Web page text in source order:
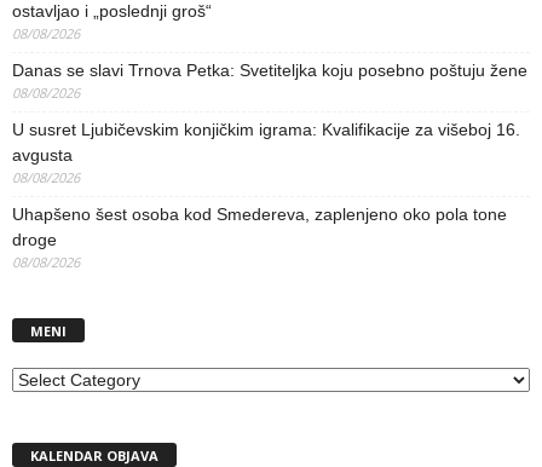
ostavljao i „poslednji groš“
08/08/2026
Danas se slavi Trnova Petka: Svetiteljka koju posebno poštuju žene
08/08/2026
U susret Ljubičevskim konjičkim igrama: Kvalifikacije za višeboj 16.
avgusta
08/08/2026
Uhapšeno šest osoba kod Smedereva, zaplenjeno oko pola tone
droge
08/08/2026
MENI
MENI
KALENDAR OBJAVA